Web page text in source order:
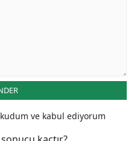
ve kabul ediyorum